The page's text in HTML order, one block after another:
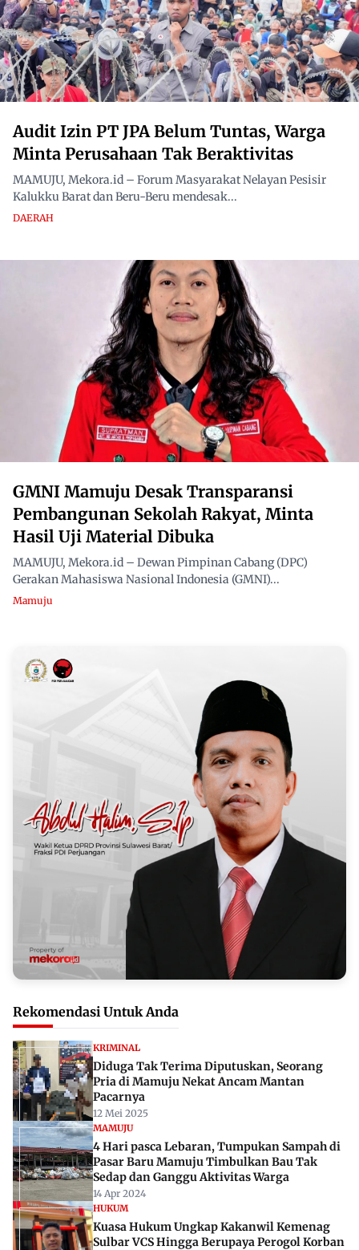
Audit Izin PT JPA Belum Tuntas, Warga
Minta Perusahaan Tak Beraktivitas
MAMUJU, Mekora.id – Forum Masyarakat Nelayan Pesisir
Kalukku Barat dan Beru-Beru mendesak...
DAERAH
GMNI Mamuju Desak Transparansi
Pembangunan Sekolah Rakyat, Minta
Hasil Uji Material Dibuka
MAMUJU, Mekora.id – Dewan Pimpinan Cabang (DPC)
Gerakan Mahasiswa Nasional Indonesia (GMNI)...
Mamuju
Rekomendasi Untuk Anda
KRIMINAL
Diduga Tak Terima Diputuskan, Seorang
Pria di Mamuju Nekat Ancam Mantan
Pacarnya
12 Mei 2025
MAMUJU
4 Hari pasca Lebaran, Tumpukan Sampah di
Pasar Baru Mamuju Timbulkan Bau Tak
Sedap dan Ganggu Aktivitas Warga
14 Apr 2024
HUKUM
Kuasa Hukum Ungkap Kakanwil Kemenag
Sulbar VCS Hingga Berupaya Perogol Korban